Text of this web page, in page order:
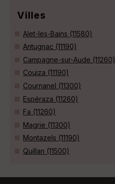
Villes
Alet-les-Bains (11580)
Antugnac (11190)
Campagne-sur-Aude (11260)
Couiza (11190)
Cournanel (11300)
Espéraza (11260)
Fa (11260)
Magrie (11300)
Montazels (11190)
Quillan (11500)